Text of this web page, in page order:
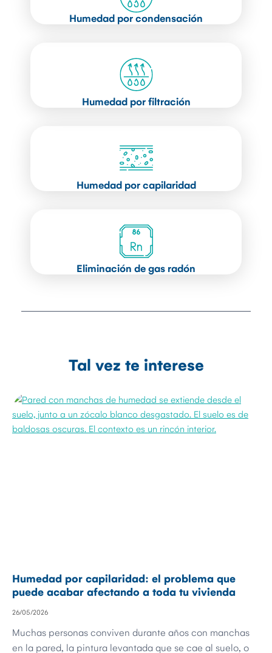
Humedad por condensación
Humedad por filtración
Humedad por capilaridad
Eliminación de gas radón
Tal vez te interese
Humedad por capilaridad: el problema que
puede acabar afectando a toda tu vivienda
26/05/2026
Muchas personas conviven durante años con manchas
en la pared, la pintura levantada que se cae al suelo, o